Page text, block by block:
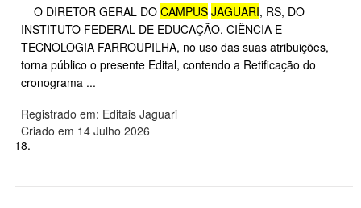
O DIRETOR GERAL DO CAMPUS JAGUARI, RS, DO
INSTITUTO FEDERAL DE EDUCAÇÃO, CIÊNCIA E
TECNOLOGIA FARROUPILHA, no uso das suas atribuições,
torna público o presente Edital, contendo a Retificação do
cronograma ...
Registrado em: Editais Jaguari
Criado em 14 Julho 2026
18.